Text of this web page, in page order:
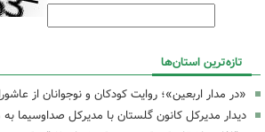
تازه‌ترین استان‌ها
«در مدار اربعین»؛ روایت کودکان و نوجوانان از
دیدار مدیرکل کانون گلستان با مدیرکل صداوسیما به